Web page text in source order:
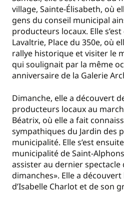
village, Sainte-Élisabeth, où
gens du conseil municipal
producteurs locaux. Elle
Lavaltrie, Place du 350e, où
rallye historique et visiter le
qui soulignait par la même
anniversaire de la Galerie
Dimanche, elle a découvert
producteurs locaux au
Béatrix, où elle a fait
sympathiques du Jardin des
municipalité. Elle s’est
municipalité de Saint-
assister au dernier spectacle
dimanches». Elle a
d’Isabelle Charlot et de son